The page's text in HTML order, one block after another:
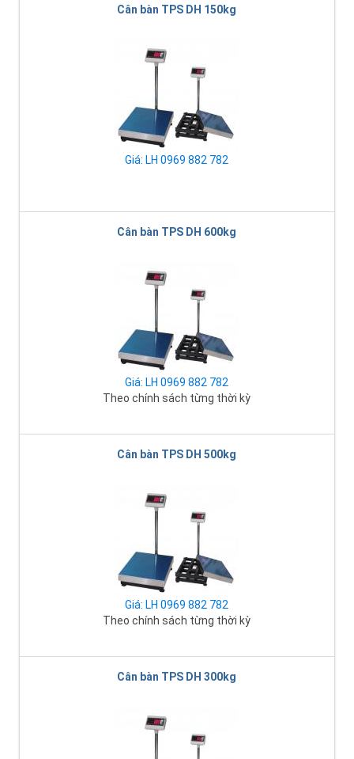
Cân bàn TPS DH 150kg
Giá: LH 0969 882 782
Cân bàn TPS DH 600kg
Giá: LH 0969 882 782
Theo chính sách từng thời kỳ
Cân bàn TPS DH 500kg
Giá: LH 0969 882 782
Theo chính sách từng thời kỳ
Cân bàn TPS DH 300kg